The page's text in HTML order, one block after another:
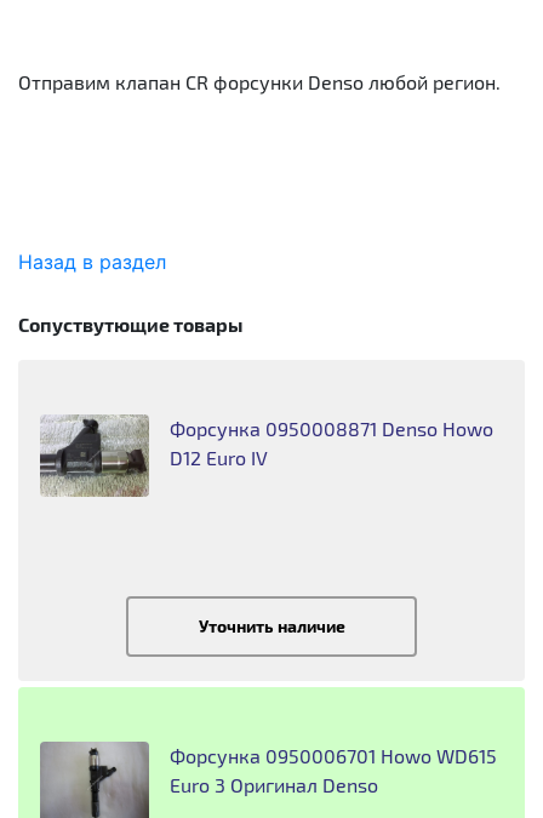
Отправим клапан CR форсунки Denso любой регион.
Назад в раздел
Сопуствутющие товары
Форсунка 0950008871 Denso Howo
D12 Euro IV
Уточнить наличие
Форсунка 0950006701 Howo WD615
Euro 3 Оригинал Denso